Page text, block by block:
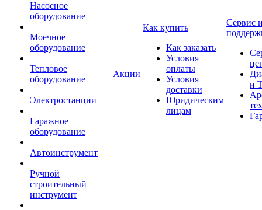
Насосное
оборудование
Моечное
оборудование
Тепловое
оборудование
Электростанции
Гаражное
оборудование
Автоинструмент
Ручной
строительный
инструмент
Акции
Как купить
Как заказать
Условия
оплаты
Условия
доставки
Юридическим
лицам
Сервис
и